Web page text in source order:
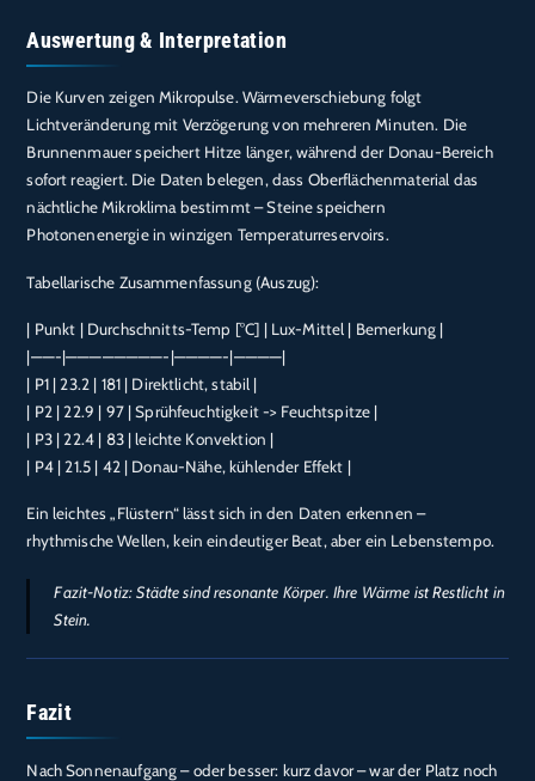
Auswertung & Interpretation
Die Kurven zeigen Mikropulse. Wärmeverschiebung folgt
Lichtveränderung mit Verzögerung von mehreren Minuten. Die
Brunnenmauer speichert Hitze länger, während der Donau-Bereich
sofort reagiert. Die Daten belegen, dass Oberflächenmaterial das
nächtliche Mikroklima bestimmt – Steine speichern
Photonenenergie in winzigen Temperaturreservoirs.
Tabellarische Zusammenfassung (Auszug):
| Punkt | Durchschnitts-Temp [°C] | Lux-Mittel | Bemerkung |
|——-|————————-|————-|————|
| P1 | 23.2 | 181 | Direktlicht, stabil |
| P2 | 22.9 | 97 | Sprühfeuchtigkeit -> Feuchtspitze |
| P3 | 22.4 | 83 | leichte Konvektion |
| P4 | 21.5 | 42 | Donau-Nähe, kühlender Effekt |
Ein leichtes „Flüstern“ lässt sich in den Daten erkennen –
rhythmische Wellen, kein eindeutiger Beat, aber ein Lebenstempo.
Fazit-Notiz: Städte sind resonante Körper. Ihre Wärme ist Restlicht in
Stein.
Fazit
Nach Sonnenaufgang – oder besser: kurz davor – war der Platz noch